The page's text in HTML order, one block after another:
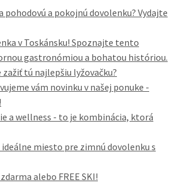
pohodovú a pokojnú dovolenku? Vydajte
v Toskánsku! Spoznajte tento
gastronómiou a bohatou históriou.
zažiť tú najlepšiu lyžovačku?
vám novinku v našej ponuke -
a wellness - to je kombinácia, ktorá
miesto pre zimnú dovolenku s
alebo FREE SKI!